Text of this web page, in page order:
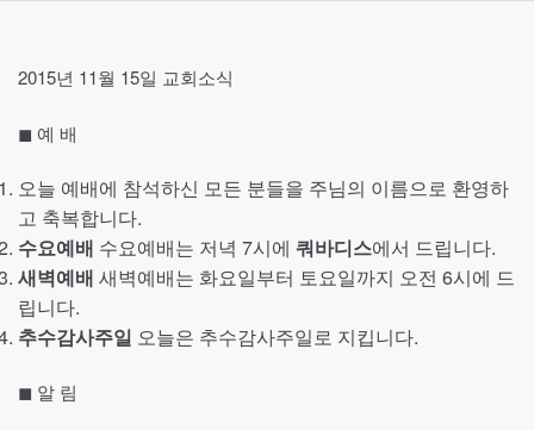
2015년 11월 15일 교회소식
◼︎ 예 배
오늘 예배에 참석하신 모든 분들을 주님의 이름으로 환영하
고 축복합니다.
수요예배 수요예배는 저녁 7시에 쿼바디스에서 드립니다.
새벽예배 새벽예배는 화요일부터 토요일까지 오전 6시에 드
립니다.
추수감사주일 오늘은 추수감사주일로 지킵니다.
◼︎ 알 림